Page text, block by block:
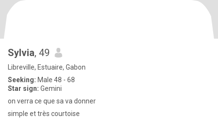
Sylvia, 49
Libreville, Estuaire, Gabon
Seeking: Male 48 - 68
Star sign: Gemini
on verra ce que sa va donner
simple et très courtoise